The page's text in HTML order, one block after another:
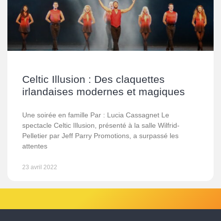
Celtic Illusion : Des claquettes
irlandaises modernes et magiques
Une soirée en famille Par : Lucia Cassagnet Le
spectacle Celtic Illusion, présenté à la salle Wilfrid-
Pelletier par Jeff Parry Promotions, a surpassé les
attentes
23 avril 2022